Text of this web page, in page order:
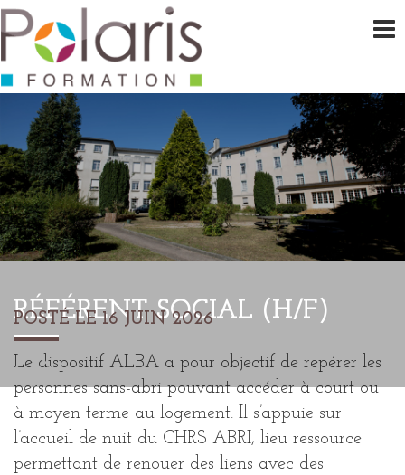
RÉFÉRENT SOCIAL (H/F)
POSTÉ LE 16 JUIN 2026
Le dispositif ALBA a pour objectif de repérer les
personnes sans-abri pouvant accéder à court ou
à moyen terme au logement. Il s’appuie sur
l’accueil de nuit du CHRS ABRI, lieu ressource
permettant de renouer des liens avec des